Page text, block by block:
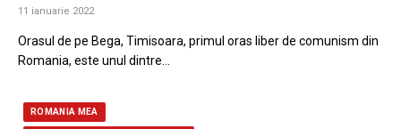
11 ianuarie 2022
Orasul de pe Bega, Timisoara, primul oras liber de comunism din
Romania, este unul dintre…
ROMANIA MEA